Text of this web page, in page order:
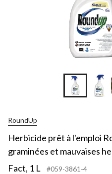
RoundUp
Herbicide prêt à l'emploi
graminées et mauvaises
Fact, 1 L
#059-3861-4